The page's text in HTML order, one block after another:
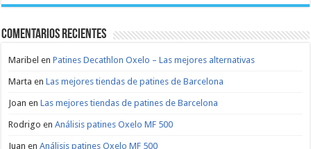
Comentarios recientes
Maribel enPatines Decathlon Oxelo – Las mejores alternativas
Marta enLas mejores tiendas de patines de Barcelona
Joan enLas mejores tiendas de patines de Barcelona
Rodrigo enAnálisis patines Oxelo MF 500
Juan enAnálisis patines Oxelo MF 500